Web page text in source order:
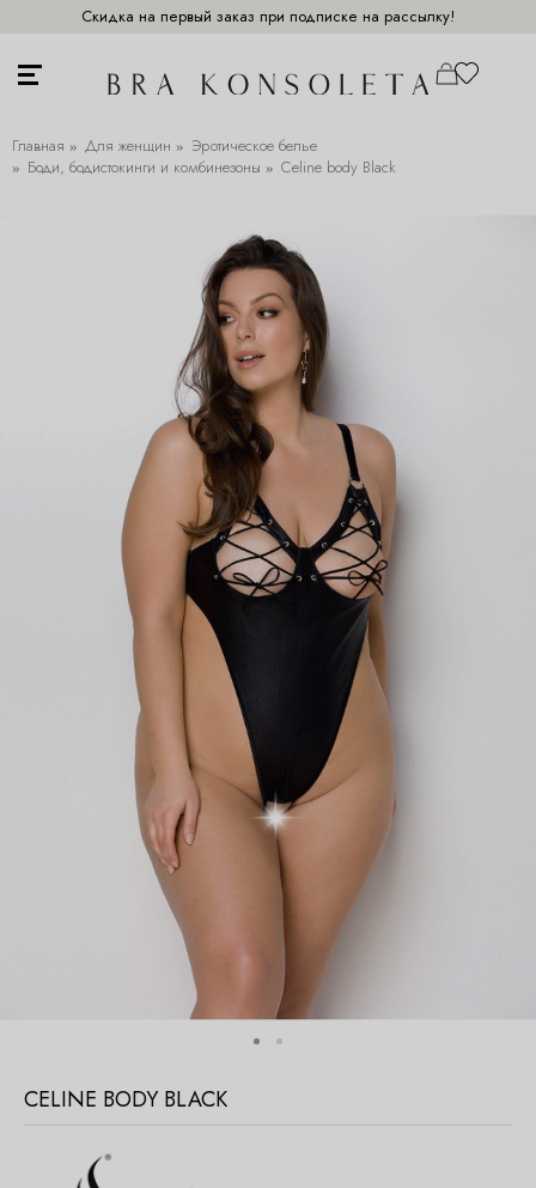
Скидка на первый заказ при подписке на рассылку!
Главная Для женщин
Эротическое белье
Боди, бодистокинги и комбинезоны
Celine body Black
CELINE BODY BLACK